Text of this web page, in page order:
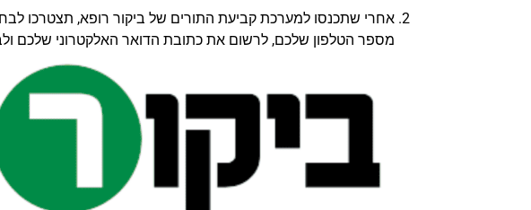
אחרי שתכנסו למערכת קביעת התורים של ביקור רופא, תצטרכו
מספר הטלפון שלכם, לרשום את כתובת הדואר האלקטרוני שלכם